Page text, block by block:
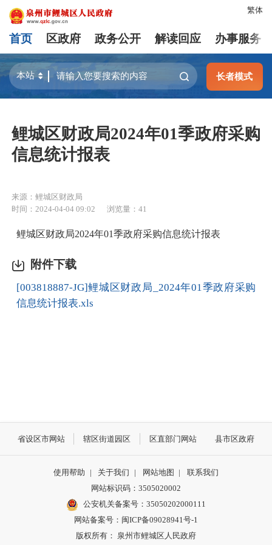
繁体
首页 区政府 政务公开 解读回应 办事服务
长者模式
鲤城区财政局2024年01季政府采购
信息统计报表
来源：鲤城区财政局
时间：2024-04-04 09:02
浏览量： 41
鲤城区财政局2024年01季政府采购信息统计报表
附件下载
[003818887-JG]鲤城区财政局_2024年01季政府采购
信息统计报表.xls
省设区市网站 辖区街道园区 区直部门网站 县市区政府
使用帮助 | 关于我们 | 网站地图 |
联系我们
网站标识码：3505020002
公安机关备案号：35050202000111
网站备案号：闽ICP备09028941号-1
版权所有： 泉州市鲤城区人民政府